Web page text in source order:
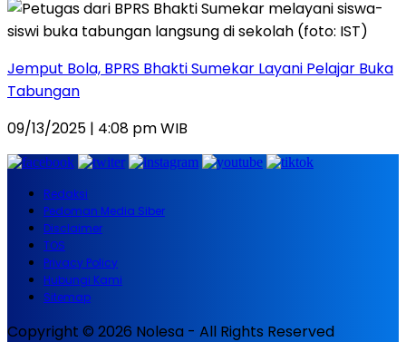
Jemput Bola, BPRS Bhakti Sumekar Layani Pelajar Buka
Tabungan
09/13/2025 | 4:08 pm WIB
Redaksi
Pedoman Media Siber
Disclaimer
TOS
Privacy Policy
Hubungi Kami
Sitemap
Copyright © 2026 Nolesa - All Rights Reserved